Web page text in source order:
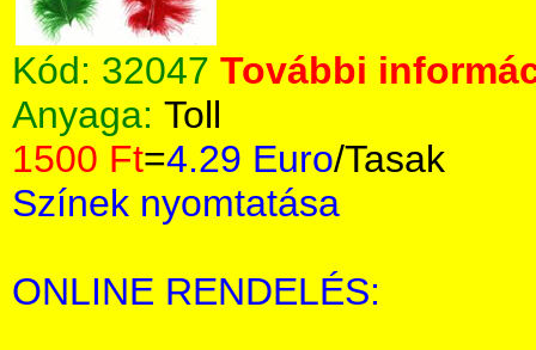
Kód: 32047 További
Anyaga: Toll
1500 Ft=4.29 Euro/Tasak
Színek nyomtatása
ONLINE RENDELÉS: